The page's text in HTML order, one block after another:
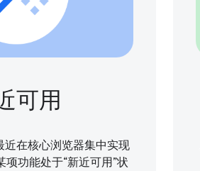
可用
近在核心浏览器集中实现
项功能处于“新近可用”状